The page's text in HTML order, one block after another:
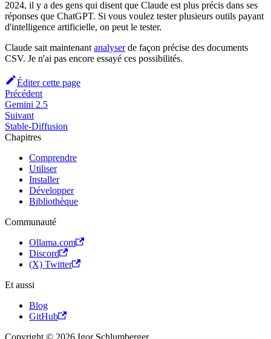
2024, il y a des gens qui disent que Claude est plus précis dans ses
réponses que ChatGPT. Si vous voulez tester plusieurs outils payant
d'intelligence artificielle, on peut le tester.
Claude sait maintenant analyserde façon précise des documents
CSV. Je n'ai pas encore essayé ces possibilités.
Éditer cette page
Précédent
Gemini 2.5
Suivant
Stable-Diffusion
Chapitres
Comprendre
Utiliser
Installer
Développer
Bibliothèque
Communauté
Ollama.com
Discord
(X) Twitter
Et aussi
Blog
GitHub
Copyright © 2026 Igor Schlumberger.